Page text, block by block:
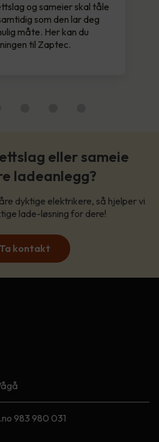
og sameier skal tåle
som den lar deg
måte. Her kan du
til Zaptec.
eller sameie
ladeanlegg?
dyktige elektrikere, så hjelper vi
lade-løsning for dere!
Ta kontakt
983 980 031